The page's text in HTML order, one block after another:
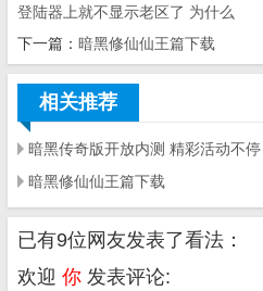
登陆器上就不显示老区了 为什么
下一篇： 暗黑修仙仙王篇下载
相关推荐
暗黑传奇版开放内测 精彩活动不停
暗黑修仙仙王篇下载
已有9位网友发表了看法：
欢迎 你 发表评论: